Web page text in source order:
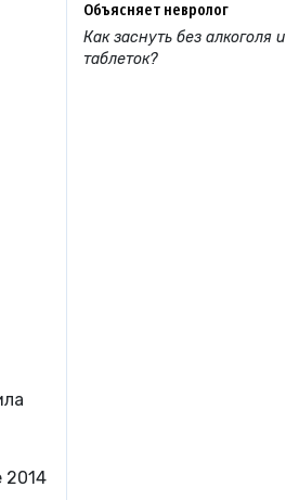
2014
Объясняет невролог
Как заснуть без алкоголя и
таблеток?